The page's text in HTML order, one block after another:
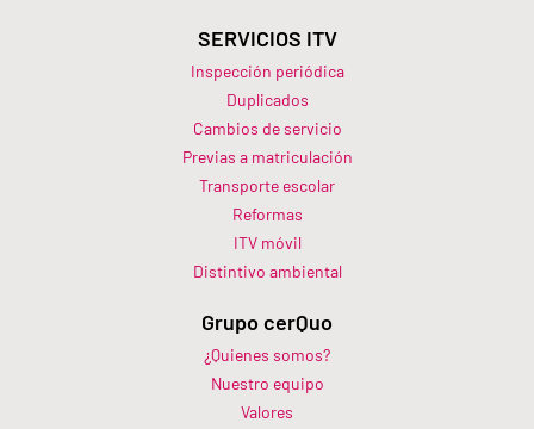
SERVICIOS ITV
Inspección periódica
Duplicados
Cambios de servicio
Previas a matriculación
Transporte escolar
Reformas
ITV móvil
Distintivo ambiental
Grupo cerQuo
¿Quienes somos?
Nuestro equipo
Valores